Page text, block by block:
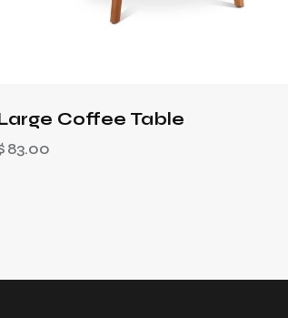
Coffee Table
83.00